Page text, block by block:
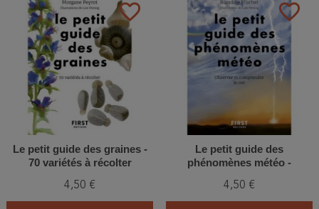
favorite_border
Le petit guide des graines -
70 variétés à récolter
4,50 €
favorite_border
Le petit guide des
phénomènes météo -
ciel
4,50 €